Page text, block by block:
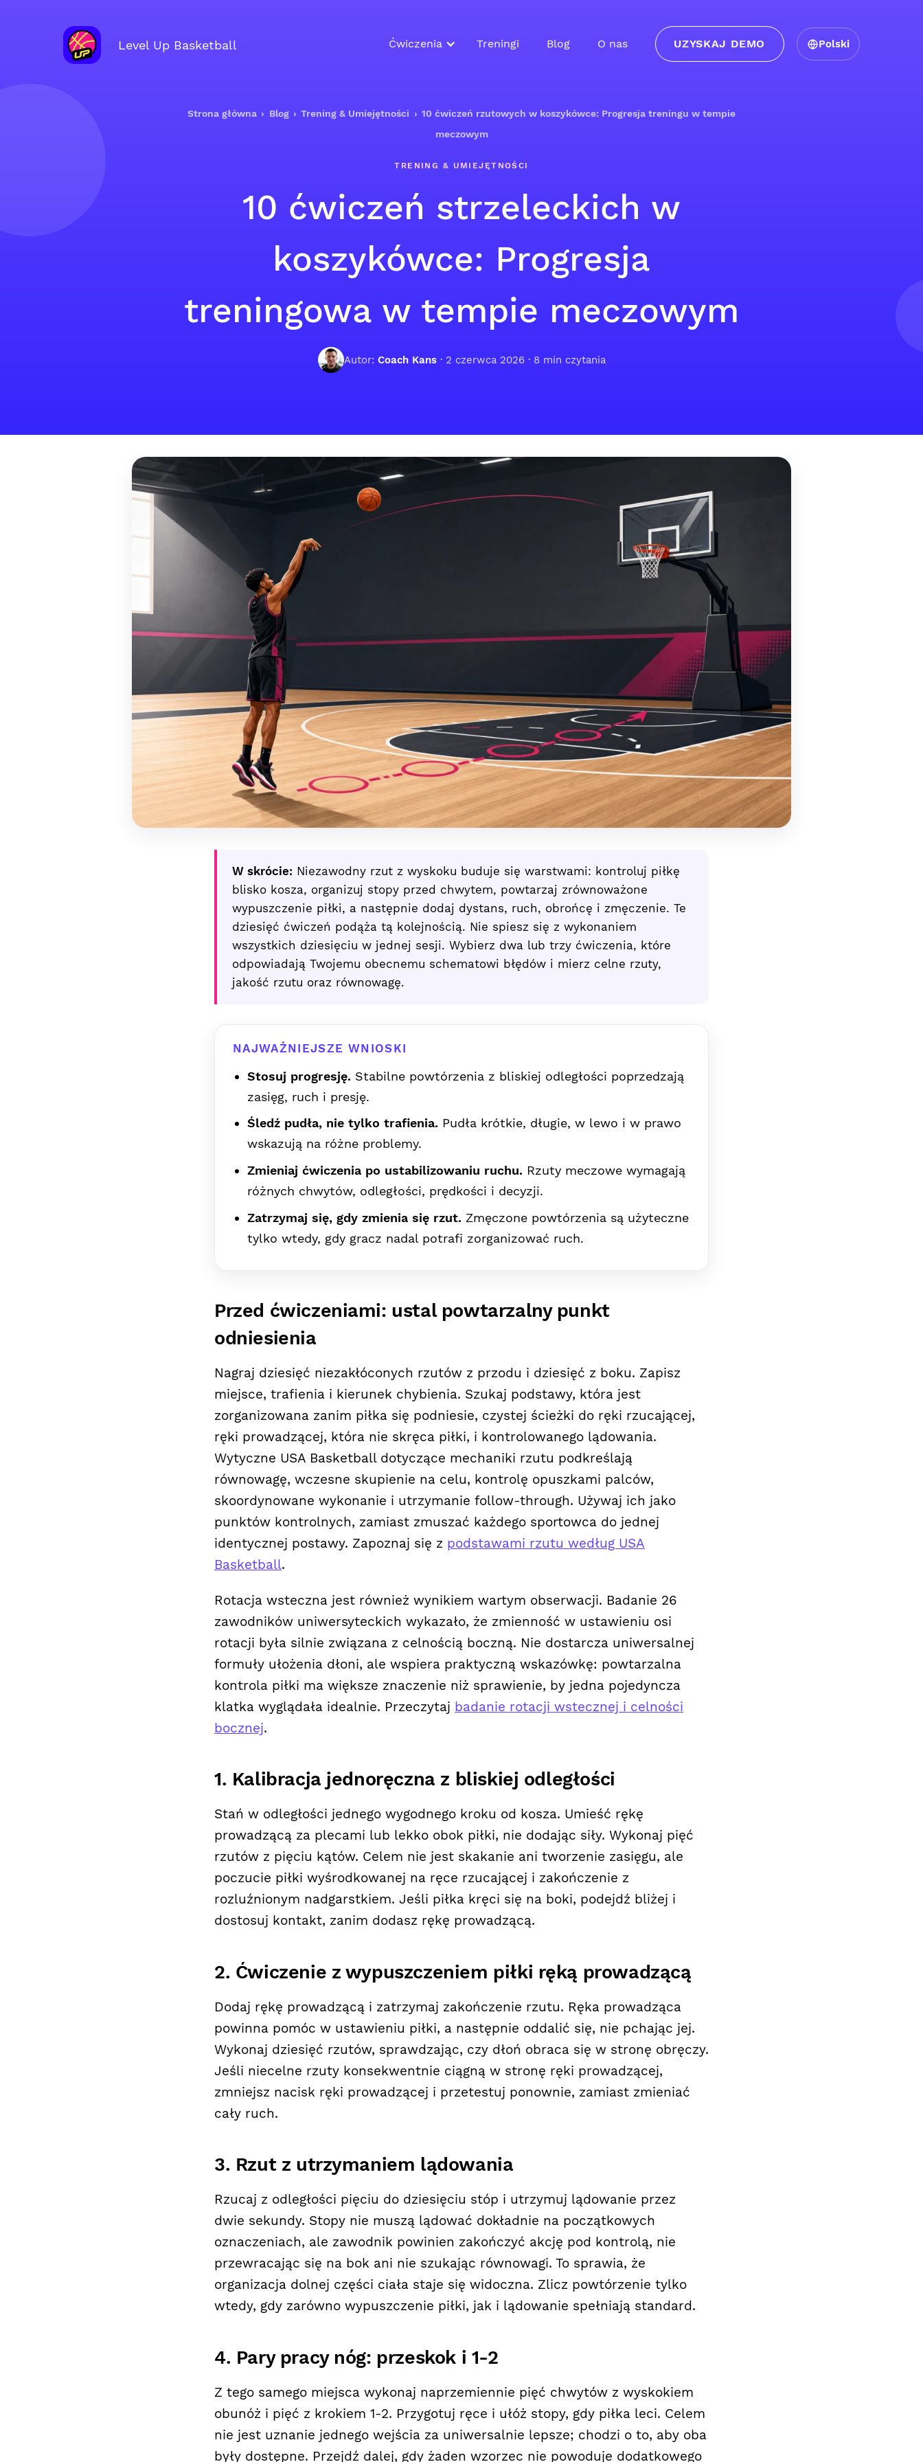
Level Up Basketball Ćwiczenia Treningi Blog O nas UZYSKAJ DEMO Polski
Strona główna › Blog › Trening & Umiejętności › 10 ćwiczeń rzutowych w koszykówce: Progresja treningu w tempie
meczowym
TRENING & UMIEJĘTNOŚCI
10 ćwiczeń strzeleckich w
koszykówce: Progresja
treningowa w tempie meczowym
Autor: Coach Kans· 2 czerwca 2026· 8 min czytania
W skrócie: Niezawodny rzut z wyskoku buduje się warstwami: kontroluj piłkę
blisko kosza, organizuj stopy przed chwytem, powtarzaj zrównoważone
wypuszczenie piłki, a następnie dodaj dystans, ruch, obrońcę i zmęczenie. Te
dziesięć ćwiczeń podąża tą kolejnością. Nie spiesz się z wykonaniem
wszystkich dziesięciu w jednej sesji. Wybierz dwa lub trzy ćwiczenia, które
odpowiadają Twojemu obecnemu schematowi błędów i mierz celne rzuty,
jakość rzutu oraz równowagę.
NAJWAŻNIEJSZE WNIOSKI
Stosuj progresję. Stabilne powtórzenia z bliskiej odległości poprzedzają
zasięg, ruch i presję.
Śledź pudła, nie tylko trafienia. Pudła krótkie, długie, w lewo i w prawo
wskazują na różne problemy.
Zmieniaj ćwiczenia po ustabilizowaniu ruchu. Rzuty meczowe wymagają
różnych chwytów, odległości, prędkości i decyzji.
Zatrzymaj się, gdy zmienia się rzut. Zmęczone powtórzenia są użyteczne
tylko wtedy, gdy gracz nadal potrafi zorganizować ruch.
Przed ćwiczeniami: ustal powtarzalny punkt
odniesienia
Nagraj dziesięć niezakłóconych rzutów z przodu i dziesięć z boku. Zapisz
miejsce, trafienia i kierunek chybienia. Szukaj podstawy, która jest
zorganizowana zanim piłka się podniesie, czystej ścieżki do ręki rzucającej,
ręki prowadzącej, która nie skręca piłki, i kontrolowanego lądowania.
Wytyczne USA Basketball dotyczące mechaniki rzutu podkreślają
równowagę, wczesne skupienie na celu, kontrolę opuszkami palców,
skoordynowane wykonanie i utrzymanie follow-through. Używaj ich jako
punktów kontrolnych, zamiast zmuszać każdego sportowca do jednej
identycznej postawy. Zapoznaj się z podstawami rzutu według USA
Basketball.
Rotacja wsteczna jest również wynikiem wartym obserwacji. Badanie 26
zawodników uniwersyteckich wykazało, że zmienność w ustawieniu osi
rotacji była silnie związana z celnością boczną. Nie dostarcza uniwersalnej
formuły ułożenia dłoni, ale wspiera praktyczną wskazówkę: powtarzalna
kontrola piłki ma większe znaczenie niż sprawienie, by jedna pojedyncza
klatka wyglądała idealnie. Przeczytaj badanie rotacji wstecznej i celności
bocznej.
1. Kalibracja jednoręczna z bliskiej odległości
Stań w odległości jednego wygodnego kroku od kosza. Umieść rękę
prowadzącą za plecami lub lekko obok piłki, nie dodając siły. Wykonaj pięć
rzutów z pięciu kątów. Celem nie jest skakanie ani tworzenie zasięgu, ale
poczucie piłki wyśrodkowanej na ręce rzucającej i zakończenie z
rozluźnionym nadgarstkiem. Jeśli piłka kręci się na boki, podejdź bliżej i
dostosuj kontakt, zanim dodasz rękę prowadzącą.
2. Ćwiczenie z wypuszczeniem piłki ręką prowadzącą
Dodaj rękę prowadzącą i zatrzymaj zakończenie rzutu. Ręka prowadząca
powinna pomóc w ustawieniu piłki, a następnie oddalić się, nie pchając jej.
Wykonaj dziesięć rzutów, sprawdzając, czy dłoń obraca się w stronę obręczy.
Jeśli niecelne rzuty konsekwentnie ciągną w stronę ręki prowadzącej,
zmniejsz nacisk ręki prowadzącej i przetestuj ponownie, zamiast zmieniać
cały ruch.
3. Rzut z utrzymaniem lądowania
Rzucaj z odległości pięciu do dziesięciu stóp i utrzymuj lądowanie przez
dwie sekundy. Stopy nie muszą lądować dokładnie na początkowych
oznaczeniach, ale zawodnik powinien zakończyć akcję pod kontrolą, nie
przewracając się na bok ani nie szukając równowagi. To sprawia, że
organizacja dolnej części ciała staje się widoczna. Zlicz powtórzenie tylko
wtedy, gdy zarówno wypuszczenie piłki, jak i lądowanie spełniają standard.
4. Pary pracy nóg: przeskok i 1-2
Z tego samego miejsca wykonaj naprzemiennie pięć chwytów z wyskokiem
obunóż i pięć z krokiem 1-2. Przygotuj ręce i ułóż stopy, gdy piłka leci. Celem
nie jest uznanie jednego wejścia za uniwersalnie lepsze; chodzi o to, aby oba
były dostępne. Przejdź dalej, gdy żaden wzorzec nie powoduje dodatkowego